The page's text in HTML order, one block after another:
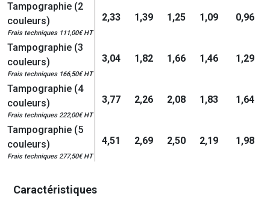
Tampographie (2
couleurs)
Frais techniques 111,00€ HT
2,33 1,39 1,25 1,09 0,96
Tampographie (3
couleurs)
Frais techniques 166,50€ HT
3,04 1,82 1,66 1,46 1,29
Tampographie (4
couleurs)
Frais techniques 222,00€ HT
3,77 2,26 2,08 1,83 1,64
Tampographie (5
couleurs)
Frais techniques 277,50€ HT
4,51 2,69 2,50 2,19 1,98
Caractéristiques